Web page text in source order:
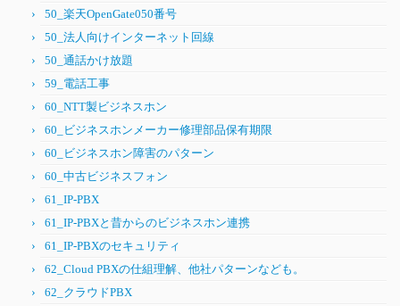
50_楽天OpenGate050番号
50_法人向けインターネット回線
50_通話かけ放題
59_電話工事
60_NTT製ビジネスホン
60_ビジネスホンメーカー修理部品保有期限
60_ビジネスホン障害のパターン
60_中古ビジネスフォン
61_IP-PBX
61_IP-PBXと昔からのビジネスホン連携
61_IP-PBXのセキュリティ
62_Cloud PBXの仕組理解、他社パターンなども。
62_クラウドPBX